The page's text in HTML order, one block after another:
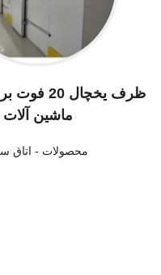
ظرف یخچال
ماشین آلات
محصولات - اتاق